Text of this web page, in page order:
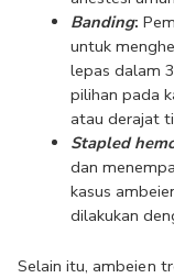
Banding:
untuk
lepas dalam
pilihan pada
atau derajat
Stapled
dan
kasus
dilakukan
Selain itu, ambeien